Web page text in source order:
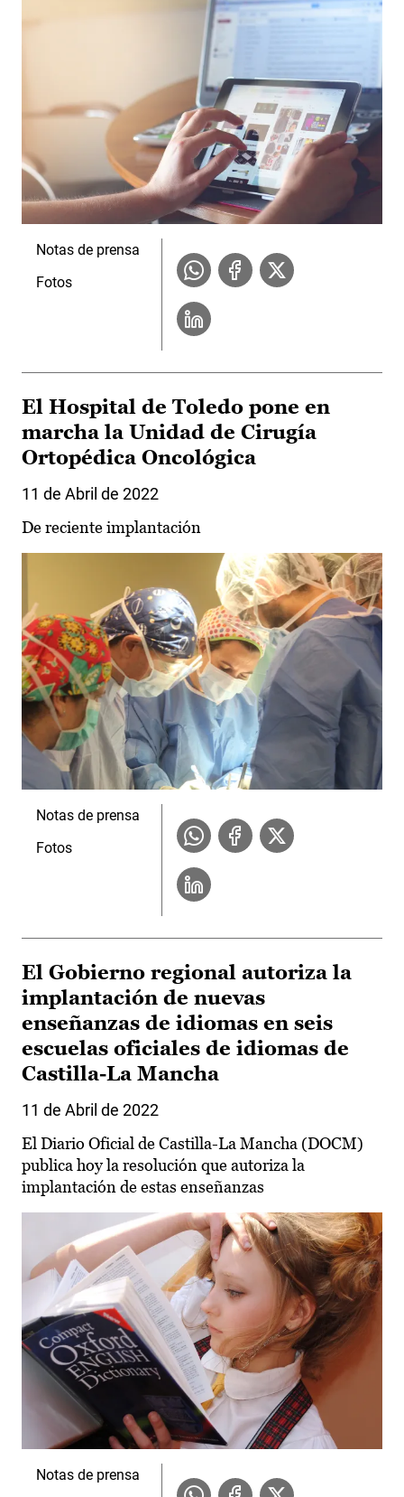
Notas de prensa
Fotos
El Hospital de Toledo pone en
marcha la Unidad de Cirugía
Ortopédica Oncológica
11 de Abril de 2022
De reciente implantación
Notas de prensa
Fotos
El Gobierno regional autoriza la
implantación de nuevas
enseñanzas de idiomas en seis
escuelas oficiales de idiomas de
Castilla-La Mancha
11 de Abril de 2022
El Diario Oficial de Castilla-La Mancha (DOCM)
publica hoy la resolución que autoriza la
implantación de estas enseñanzas
Notas de prensa